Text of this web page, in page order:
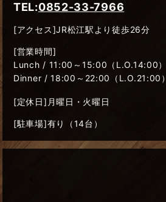
TEL:0852-33-7966
[アクセス]JR松江駅より徒歩26分
[営業時間]
Lunch / 11:00～15:00（L.O.14:00）
Dinner / 18:00～22:00（L.O.21:00）
[定休日]月曜日・火曜日
[駐車場]有り（14台）